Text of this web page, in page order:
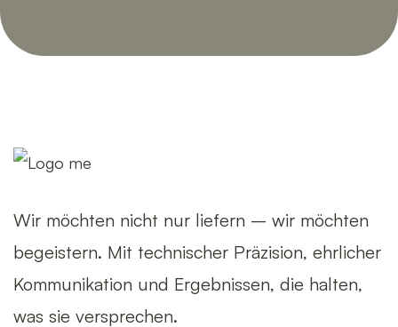
Wir möchten nicht nur liefern – wir möchten
begeistern. Mit technischer Präzision, ehrlicher
Kommunikation und Ergebnissen, die halten,
was sie versprechen.